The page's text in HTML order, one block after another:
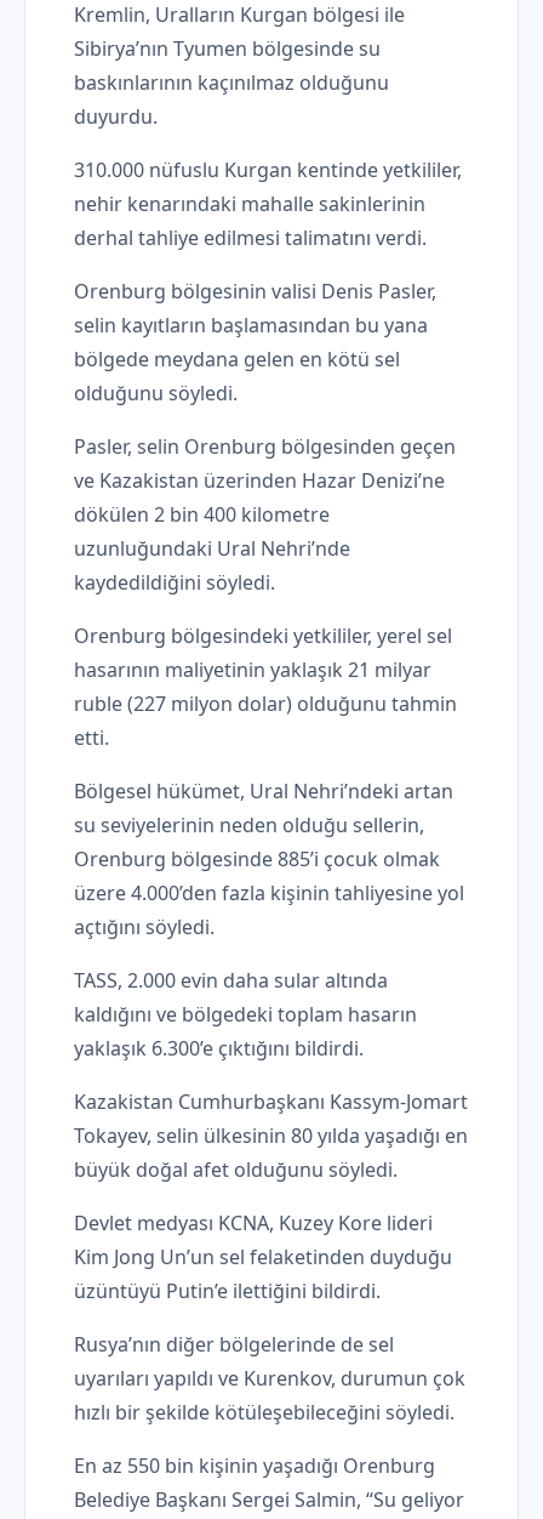
Kremlin, Uralların Kurgan bölgesi ile
Sibirya’nın Tyumen bölgesinde su
baskınlarının kaçınılmaz olduğunu
duyurdu.
310.000 nüfuslu Kurgan kentinde yetkililer,
nehir kenarındaki mahalle sakinlerinin
derhal tahliye edilmesi talimatını verdi.
Orenburg bölgesinin valisi Denis Pasler,
selin kayıtların başlamasından bu yana
bölgede meydana gelen en kötü sel
olduğunu söyledi.
Pasler, selin Orenburg bölgesinden geçen
ve Kazakistan üzerinden Hazar Denizi’ne
dökülen 2 bin 400 kilometre
uzunluğundaki Ural Nehri’nde
kaydedildiğini söyledi.
Orenburg bölgesindeki yetkililer, yerel sel
hasarının maliyetinin yaklaşık 21 milyar
ruble (227 milyon dolar) olduğunu tahmin
etti.
Bölgesel hükümet, Ural Nehri’ndeki artan
su seviyelerinin neden olduğu sellerin,
Orenburg bölgesinde 885’i çocuk olmak
üzere 4.000’den fazla kişinin tahliyesine yol
açtığını söyledi.
TASS, 2.000 evin daha sular altında
kaldığını ve bölgedeki toplam hasarın
yaklaşık 6.300’e çıktığını bildirdi.
Kazakistan Cumhurbaşkanı Kassym-Jomart
Tokayev, selin ülkesinin 80 yılda yaşadığı en
büyük doğal afet olduğunu söyledi.
Devlet medyası KCNA, Kuzey Kore lideri
Kim Jong Un’un sel felaketinden duyduğu
üzüntüyü Putin’e ilettiğini bildirdi.
Rusya’nın diğer bölgelerinde de sel
uyarıları yapıldı ve Kurenkov, durumun çok
hızlı bir şekilde kötüleşebileceğini söyledi.
En az 550 bin kişinin yaşadığı Orenburg
Belediye Başkanı Sergei Salmin, “Su geliyor